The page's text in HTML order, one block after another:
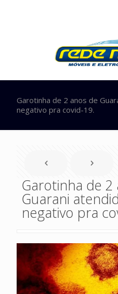
Garotinha de 2 anos de
negativo pra covid-19.
Garotinha de 2
Guarani
negativo pra